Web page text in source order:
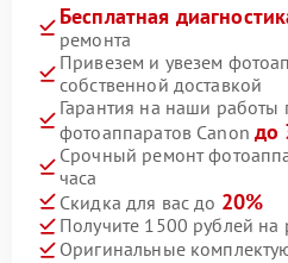
Бесплатная
ремонта
Привезем и увезем
собственной доставкой
Гарантия на наши работы
фотоаппаратов Canonдо
Срочный ремонт
часа
Скидка для вас до 20%
Получите 1500 рублей на
Оригинальные